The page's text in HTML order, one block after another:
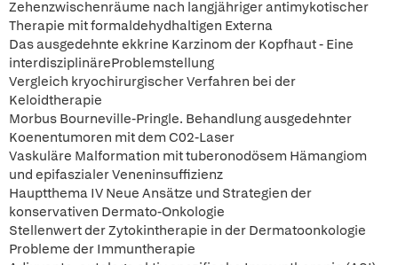
Zehenzwischenräume nach langjähriger antimykotischer
Therapie mit formaldehydhaltigen Externa
Das ausgedehnte ekkrine Karzinom der Kopfhaut - Eine
interdisziplinäreProblemstellung
Vergleich kryochirurgischer Verfahren bei der
Keloidtherapie
Morbus Bourneville-Pringle. Behandlung ausgedehnter
Koenentumoren mit dem C02-Laser
Vaskuläre Malformation mit tuberonodösem Hämangiom
und epifaszialer Veneninsuffizienz
Hauptthema IV Neue Ansätze und Strategien der
konservativen Dermato-Onkologie
Stellenwert der Zytokintherapie in der Dermatoonkologie
Probleme der Immuntherapie